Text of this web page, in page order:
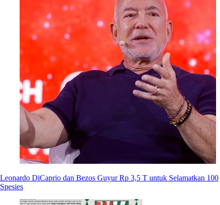
Leonardo DiCaprio dan Bezos Guyur Rp 3,5 T untuk Selamatkan 100
Spesies